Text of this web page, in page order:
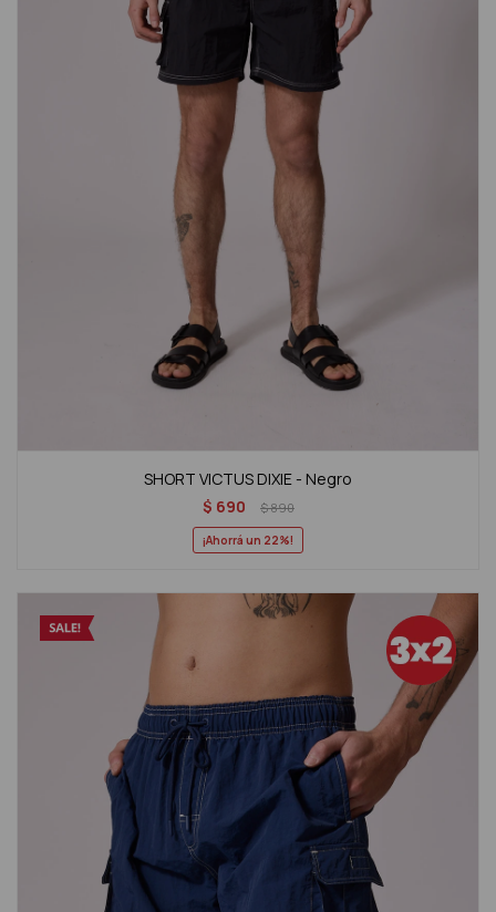
SHORT VICTUS DIXIE - Negro
$ 690 $890
22